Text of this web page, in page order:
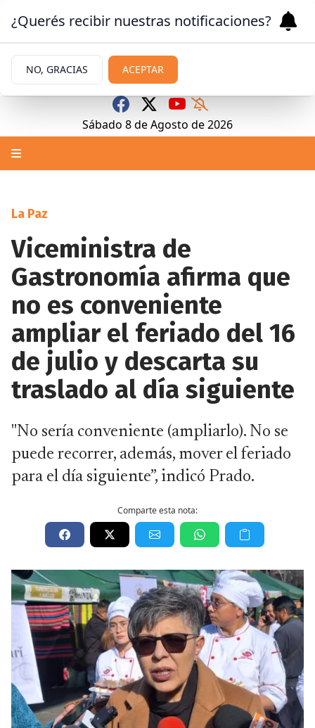
Sábado 8deAgosto de 2026
La Paz
Viceministra de
Gastronomía afirma que
no es conveniente
ampliar el feriado del 16
de julio y descarta su
traslado al día siguiente
"No sería conveniente (ampliarlo). No se
puede recorrer, además, mover el feriado
para el día siguiente”, indicó Prado.
Comparte esta nota:
¿Querés recibir nuestras notificaciones?
NO, GRACIAS ACEPTAR